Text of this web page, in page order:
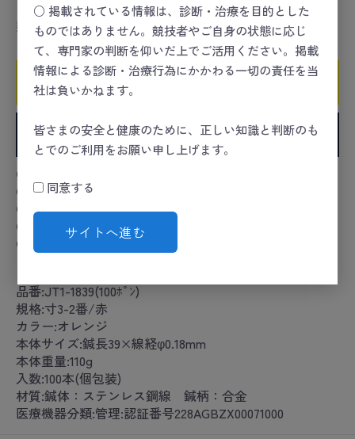
○ 掲載されている情報は、診断・治療を目的とした
ものではありません。競技者やご自身の状態に応じ
て、専門家の判断を仰いだ上でご活用ください。掲載
情報による診断・治療行為にかかわる一切の責任を当
社は負いかねます。
皆さまの安全と健康のために、正しい知識と判断のも
とでのご利用をお願い申し上げます。
同意する
サイトへ進む
数量
カートに入れる
お気に入りに追加
●金属鍼柄のステンレス製ディスポ鍼。
●鍼先は独自の鋭い鍼尖で痛みを軽減します。
●アメリカ製のコシの強いステンレスを使用。
●安定感があり内径の細い太丸鍼管です。
●EOG滅菌済。
品番:JT1-1839(100ﾎﾟﾝ)
規格:寸3-2番/赤
カラー:オレンジ
本体サイズ:鍼長39×線経φ0.18mm
本体重量:110g
入数:100本(個包装)
材質:鍼体：ステンレス鋼線 鍼柄：合金
医療機器分類:管理:認証番号228AGBZX00071000